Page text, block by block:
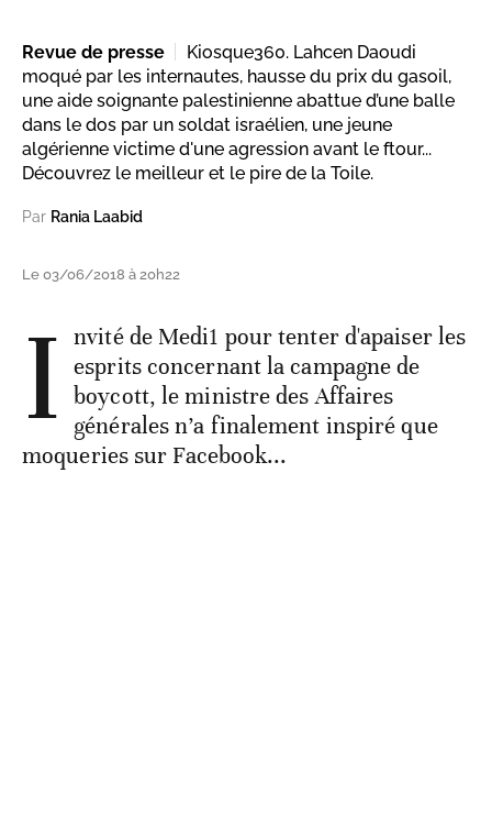
Revue de presse
Kiosque360. Lahcen Daoudi
moqué par les internautes, hausse du prix du gasoil,
une aide soignante palestinienne abattue d’une balle
dans le dos par un soldat israélien, une jeune
algérienne victime d'une agression avant le ftour...
Découvrez le meilleur et le pire de la Toile.
Par Rania Laabid
Le 03/06/2018 à 20h22
I nvité de Medi1 pour tenter d'apaiser les
esprits concernant la campagne de
boycott, le ministre des Affaires
générales n’a finalement inspiré que
moqueries sur Facebook...